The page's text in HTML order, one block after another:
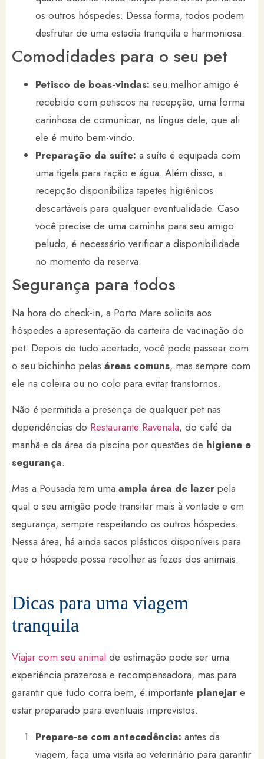
os outros hóspedes. Dessa forma, todos podem
desfrutar de uma estadia tranquila e harmoniosa.
Comodidades para o seu pet
Petisco de boas-vindas: seu melhor amigo é
recebido com petiscos na recepção, uma forma
carinhosa de comunicar, na língua dele, que ali
ele é muito bem-vindo.
Preparação da suíte: a suíte é equipada com
uma tigela para ração e água. Além disso, a
recepção disponibiliza tapetes higiênicos
descartáveis para qualquer eventualidade. Caso
você precise de uma caminha para seu amigo
peludo, é necessário verificar a disponibilidade
no momento da reserva.
Segurança para todos
Na hora do check-in, a Porto Mare solicita aos
hóspedes a apresentação da carteira de vacinação do
pet. Depois de tudo acertado, você pode passear com
o seu bichinho pelas áreas comuns, mas sempre com
ele na coleira ou no colo para evitar transtornos.
Não é permitida a presença de qualquer pet nas
dependências do Restaurante Ravenala, do café da
manhã e da área da piscina por questões de higiene e
segurança.
Mas a Pousada tem uma ampla área de lazer pela
qual o seu amigão pode transitar mais à vontade e em
segurança, sempre respeitando os outros hóspedes.
Nessa área, há ainda sacos plásticos disponíveis para
que o hóspede possa recolher as fezes dos animais.
Dicas para uma viagem
tranquila
Viajar com seu animal de estimação pode ser uma
experiência prazerosa e recompensadora, mas para
garantir que tudo corra bem, é importante planejar e
estar preparado para eventuais imprevistos.
Prepare-se com antecedência: antes da
viagem, faça uma visita ao veterinário para garantir